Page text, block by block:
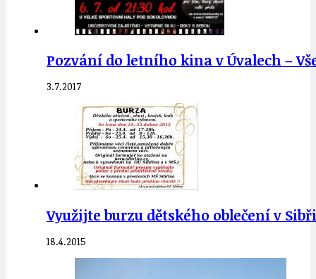
Pozvání do letního kina v Úvalech –
3.7.2017
Využijte burzu dětského oblečení v
18.4.2015